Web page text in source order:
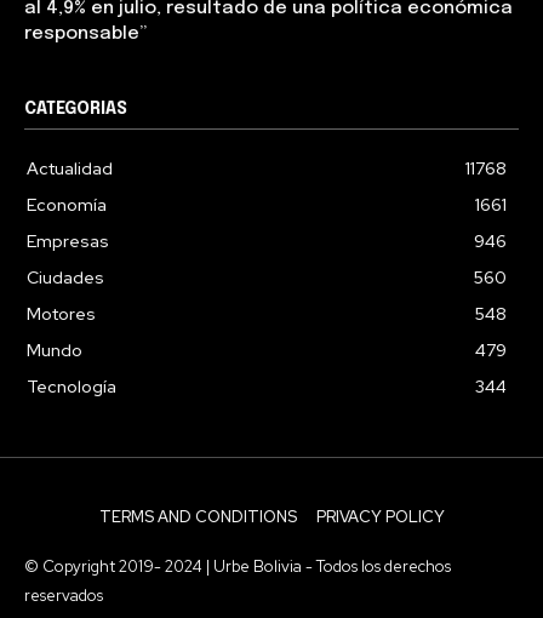
al 4,9% en julio, resultado de una política económica
responsable”
CATEGORIAS
Actualidad
11768
Economía
1661
Empresas
946
Ciudades
560
Motores
548
Mundo
479
Tecnología
344
TERMS AND CONDITIONS PRIVACY POLICY
© Copyright 2019- 2024 | Urbe Bolivia - Todos los derechos
reservados